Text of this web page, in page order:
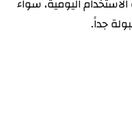
اليومية، سواء
جداً.